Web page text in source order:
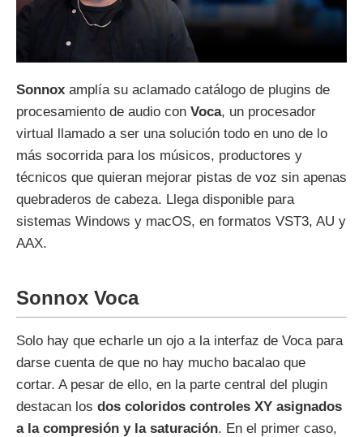
Sonnox amplía su aclamado catálogo de plugins de
procesamiento de audio con Voca, un procesador
virtual llamado a ser una solución todo en uno de lo
más socorrida para los músicos, productores y
técnicos que quieran mejorar pistas de voz sin apenas
quebraderos de cabeza. Llega disponible para
sistemas Windows y macOS, en formatos VST3, AU y
AAX.
Sonnox Voca
Solo hay que echarle un ojo a la interfaz de Voca para
darse cuenta de que no hay mucho bacalao que
cortar. A pesar de ello, en la parte central del plugin
destacan los dos coloridos controles XY asignados
a la compresión y la saturación. En el primer caso,